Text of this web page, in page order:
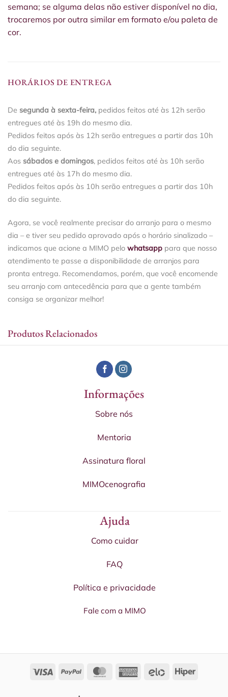
semana; se alguma delas não estiver disponível no dia,
trocaremos por outra similar em formato e/ou paleta de
cor.
HORÁRIOS DE ENTREGA
De segunda à sexta-feira, pedidos feitos até às 12h serão
entregues até às 19h do mesmo dia.
Pedidos feitos após às 12h serão entregues a partir das 10h
do dia seguinte.
Aos sábados e domingos, pedidos feitos até às 10h serão
entregues até às 17h do mesmo dia.
Pedidos feitos após às 10h serão entregues a partir das 10h
do dia seguinte.
Agora, se você realmente precisar do arranjo para o mesmo
dia – e tiver seu pedido aprovado após o horário sinalizado –
indicamos que acione a MIMO pelo whatsapp para que nosso
atendimento te passe a disponibilidade de arranjos para
pronta entrega. Recomendamos, porém, que você encomende
seu arranjo com antecedência para que a gente também
consiga se organizar melhor!
Produtos Relacionados
Informações
Sobre nós
Mentoria
Assinatura floral
MIMOcenografia
Ajuda
Como cuidar
FAQ
Política e privacidade
Fale com a MIMO